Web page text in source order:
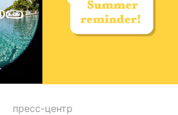
пресс-центр